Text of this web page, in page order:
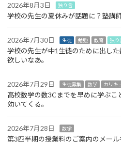
2026年8月3日 独り言
学校の先生の夏休みが話題に？塾講
2026年7月30日 生徒 勉強 教育 独り
学校の先生が中1生徒のために出し
欲しいなあ。
2026年7月29日 生徒募集 数学 カリキ
高校数学の数3Cまでを早めに学ぶこ
効いてくる。
2026年7月28日 数学
第3四半期の授業料のご案内のメール